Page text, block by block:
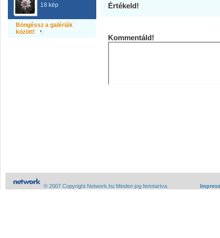
18 kép
Böngéssz a galériák
között!
Értékeld!
Kommentáld!
© 2007 Copyright Network.hu Minden jog fenntartva.